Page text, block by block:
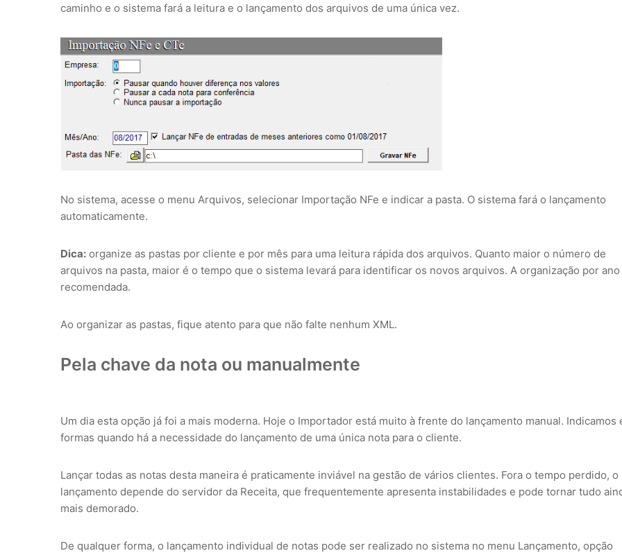
caminho e o sistema fará a leitura e o lançamento dos arquivos de uma única vez.
No sistema, acesse o menu Arquivos, selecionar Importação NFe e indicar a pasta. O sistema fará o lançamento
automaticamente.
Dica: organize as pastas por cliente e por mês para uma leitura rápida dos arquivos. Quanto maior o número de
arquivos na pasta, maior é o tempo que o sistema levará para identificar os novos arquivos. A organização por ano
recomendada.
Ao organizar as pastas, fique atento para que não falte nenhum XML.
Pela chave da nota ou manualmente
Um dia esta opção já foi a mais moderna. Hoje o Importador está muito à frente do lançamento manual. Indicamos
formas quando há a necessidade do lançamento de uma única nota para o cliente.
Lançar todas as notas desta maneira é praticamente inviável na gestão de vários clientes. Fora o tempo perdido, o
lançamento depende do servidor da Receita, que frequentemente apresenta instabilidades e pode tornar tudo
mais demorado.
De qualquer forma, o lançamento individual de notas pode ser realizado no sistema no menu Lançamento, opção